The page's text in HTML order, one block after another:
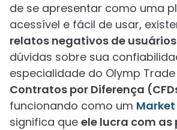
de se apresentar como uma
acessível e fácil de usar,
relatos negativos de usuários
dúvidas sobre sua
especialidade do Olymp
Contratos por Diferença
funcionando como um
significa que ele lucra com as